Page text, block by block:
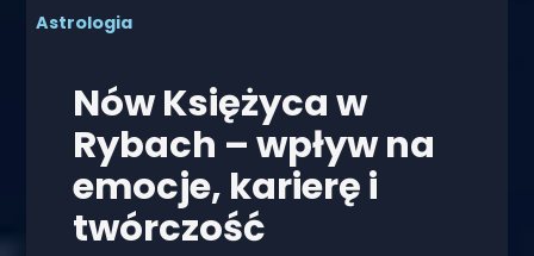
Astrologia
Nów Księżyca w
Rybach – wpływ na
emocje, karierę i
twórczość